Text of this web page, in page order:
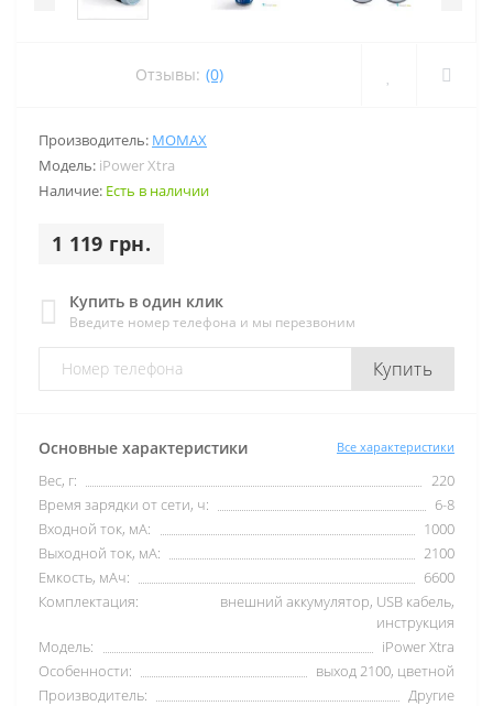
Отзывы: (0)
Производитель: MOMAX
Модель: iPower Xtra
Наличие: Есть в наличии
1 119 грн.
Купить в один клик
Введите номер телефона и мы перезвоним
Купить
Основные характеристики Все характеристики
Вес, г:
220
Время зарядки от сети, ч:
6-8
Входной ток, мА:
1000
Выходной ток, мА:
2100
Емкость, мАч:
6600
Комплектация:
внешний аккумулятор, USB кабель,
инструкция
Модель:
iPower Xtra
Особенности:
выход 2100, цветной
Производитель:
Другие